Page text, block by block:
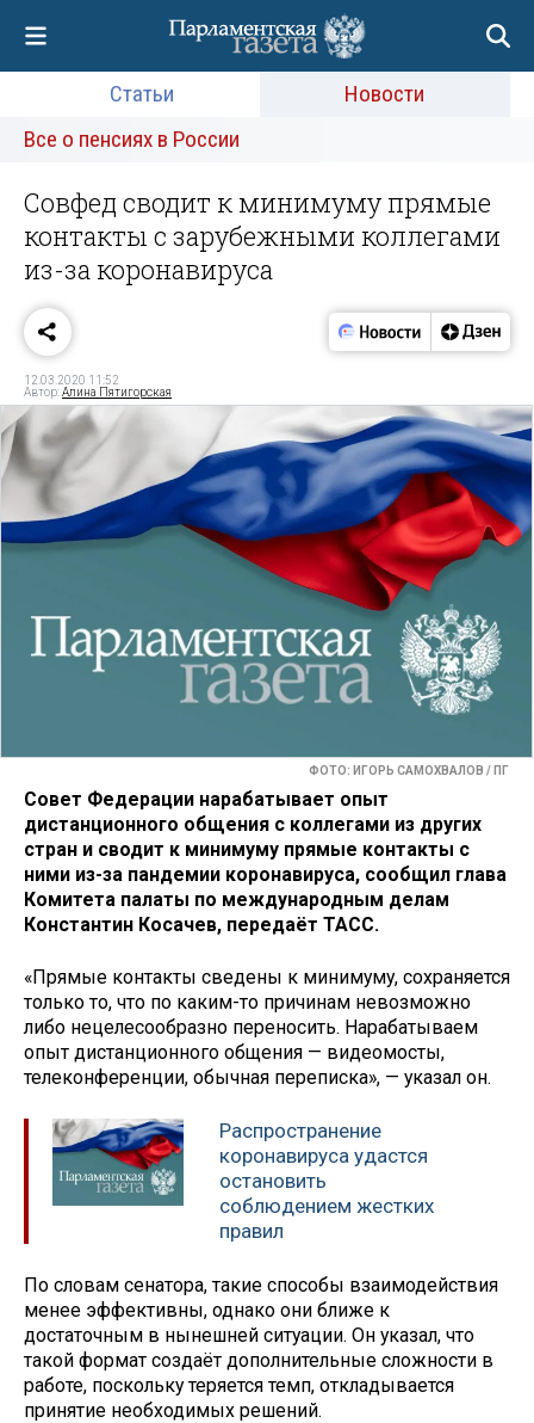
Статьи
Новости
Все о пенсиях в России
Совфед сводит к минимуму прямые
контакты с зарубежными коллегами
из-за коронавируса
12.03.2020 11:52
Автор:Алина Пятигорская
ФОТО: ИГОРЬ САМОХВАЛОВ / ПГ
Совет Федерации нарабатывает опыт
дистанционного общения с коллегами из других
стран и сводит к минимуму прямые контакты с
ними из-за пандемии коронавируса, сообщил глава
Комитета палаты по международным делам
Константин Косачев, передаёт ТАСС.
«Прямые контакты сведены к минимуму, сохраняется
только то, что по каким-то причинам невозможно
либо нецелесообразно переносить. Нарабатываем
опыт дистанционного общения — видеомосты,
телеконференции, обычная переписка», — указал он.
Распространение
коронавируса удастся
остановить
соблюдением жестких
правил
По словам сенатора, такие способы взаимодействия
менее эффективны, однако они ближе к
достаточным в нынешней ситуации. Он указал, что
такой формат создаёт дополнительные сложности в
работе, поскольку теряется темп, откладывается
принятие необходимых решений.